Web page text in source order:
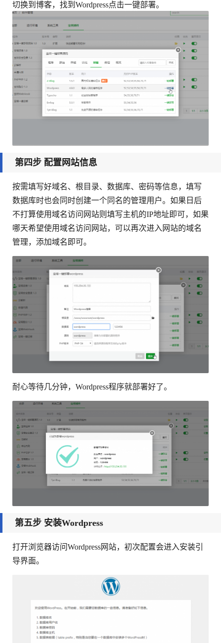
切换到博客，找到Wordpress点击一键部署。
第四步 配置网站信息
按需填写好域名、根目录、数据库、密码等信息，填写
数据库时也会同时创建一个同名的管理用户。如果日后
不打算使用域名访问网站则填写主机的IP地址即可，如果
哪天希望使用域名访问网站，可以再次进入网站的域名
管理，添加域名即可。
耐心等待几分钟，Wordpress程序就部署好了。
第五步 安装Wordpress
打开浏览器访问Wordpress网站，初次配置会进入安装引
导界面。